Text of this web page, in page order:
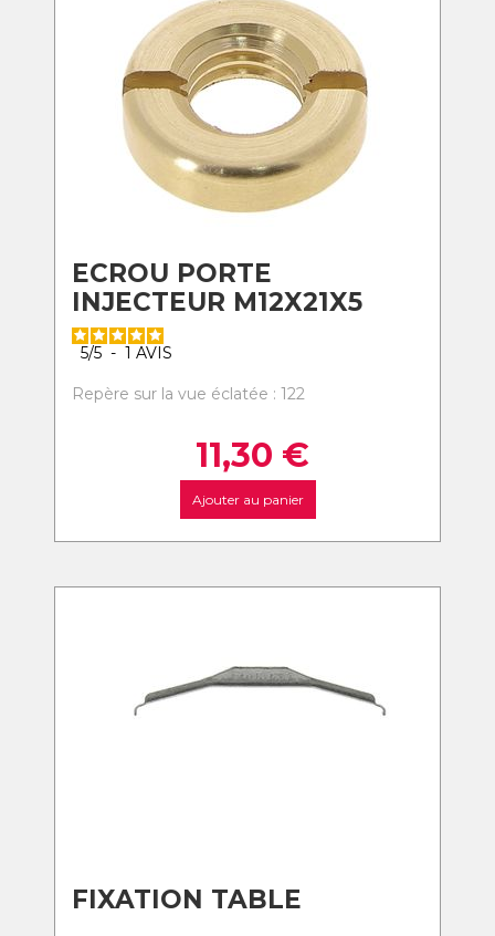
ECROU PORTE
INJECTEUR M12X21X5
5/5 - 1 AVIS
Repère sur la vue éclatée : 122
11,30 €
Ajouter au panier
FIXATION TABLE